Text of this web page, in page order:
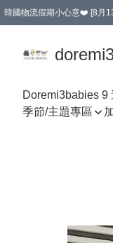
韓國物流假期小心意❤️ [8月
Doremi3babies 9
季節/主題專區